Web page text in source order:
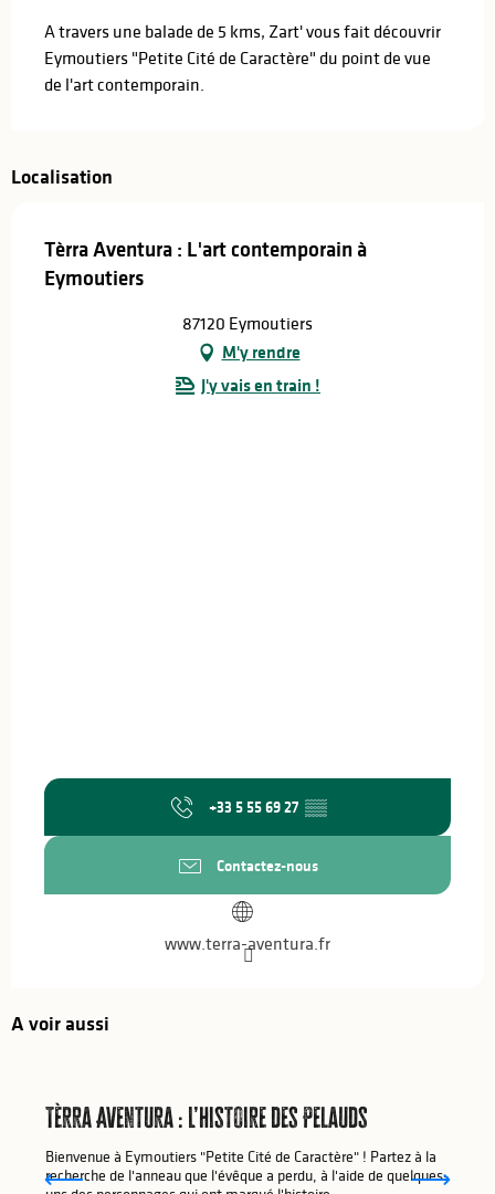
A travers une balade de 5 kms, Zart' vous fait découvrir
Eymoutiers "Petite Cité de Caractère" du point de vue
de l'art contemporain.
Localisation
Tèrra Aventura : L'art contemporain à
Eymoutiers
87120 Eymoutiers
M'y rendre
J'y vais en train !
+33 5 55 69 27 ▒▒
Contactez-nous
www.terra-aventura.fr
A voir aussi
Tèrra Aventura : L’histoire des Pelauds
Bienvenue à Eymoutiers "Petite Cité de Caractère" ! Partez à la
recherche de l'anneau que l'évêque a perdu, à l'aide de quelques-